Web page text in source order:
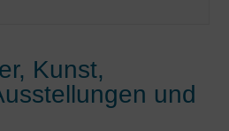
Kunst,
und